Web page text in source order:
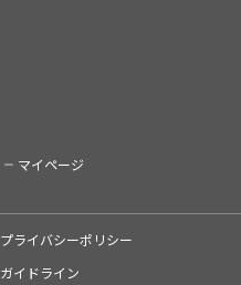
マイページ
プライバシーポリシー
ガイドライン